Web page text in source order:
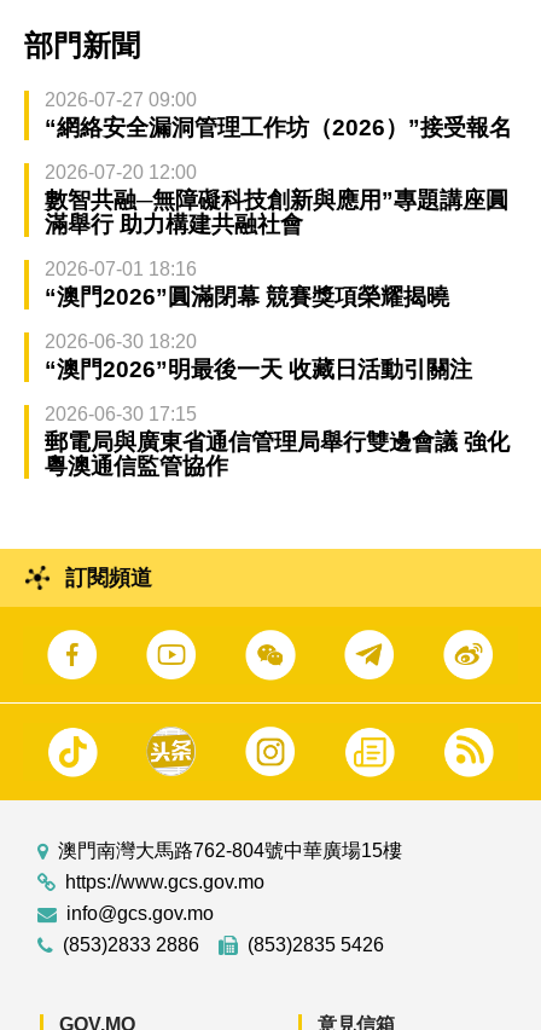
部門新聞
2026-07-27 09:00
“網絡安全漏洞管理工作坊（2026）”接受報名
2026-07-20 12:00
數智共融─無障礙科技創新與應用”專題講座圓
滿舉行 助力構建共融社會
2026-07-01 18:16
“澳門2026”圓滿閉幕 競賽獎項榮耀揭曉
2026-06-30 18:20
“澳門2026”明最後一天 收藏日活動引關注
2026-06-30 17:15
郵電局與廣東省通信管理局舉行雙邊會議 強化
粵澳通信監管協作
訂閱頻道
澳門南灣大馬路762-804號中華廣場15樓
https://www.gcs.gov.mo
info@gcs.gov.mo
(853)2833 2886
(853)2835 5426
GOV.MO 意見信箱